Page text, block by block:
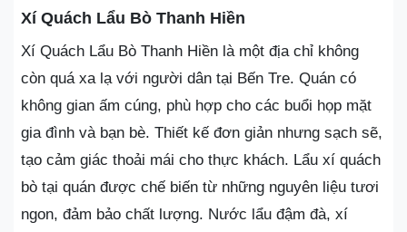
Xí Quách Lẩu Bò Thanh Hiền
Xí Quách Lẩu Bò Thanh Hiền là một địa chỉ không
còn quá xa lạ với người dân tại Bến Tre. Quán có
không gian ấm cúng, phù hợp cho các buổi họp mặt
gia đình và bạn bè. Thiết kế đơn giản nhưng sạch sẽ,
tạo cảm giác thoải mái cho thực khách. Lẩu xí quách
bò tại quán được chế biến từ những nguyên liệu tươi
ngon, đảm bảo chất lượng. Nước lẩu đậm đà, xí